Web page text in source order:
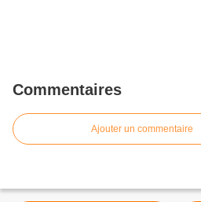
Commentaires
Ajouter un commentaire